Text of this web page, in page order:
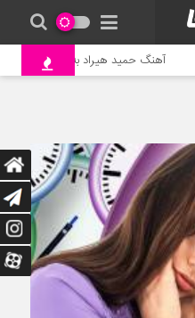
آهنگ حمید هیراد به نام وطن